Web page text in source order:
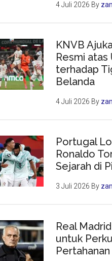
4 Juli 2026 By
KNVB
Resmi atas
terhadap
Belanda
4 Juli 2026 By
Portugal
Ronaldo
Sejarah di
3 Juli 2026 By
Real
untuk
Pertahanan